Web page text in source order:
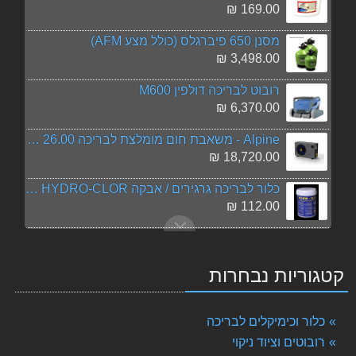
169.00 ₪
מסנן 650 פיברגלס (כולל מצע AFM)
3,498.00 ₪
רובוט לבריכה דולפין M600
6,370.00 ₪
Alpine - משאבת חום מומלצת לבריכה 26.00 Kw
18,720.00 ₪
כלור לבריכה גרגירים / אבקה HYDRO-CLOR באריזת 1 ק"ג
112.00 ₪
אלגציד הידרו למניעת אצות - 1 ליטר
קטגוריות נבחרות
כלור וכימיקלים לבריכה
רובוטים וציוד ניקוי